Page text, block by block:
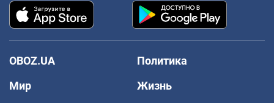
OBOZ.UA
Политика
Мир
Жизнь